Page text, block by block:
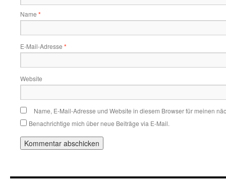
Name *
E-Mail-Adresse *
Website
Name, E-Mail-Adresse und Website in diesem Browser für meinen
Benachrichtige mich über neue Beiträge via E-Mail.